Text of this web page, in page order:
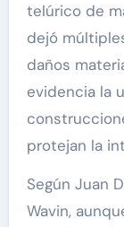
telúrico de
dejó
daños
evidencia la
protejan la
Según Juan
Wavin,